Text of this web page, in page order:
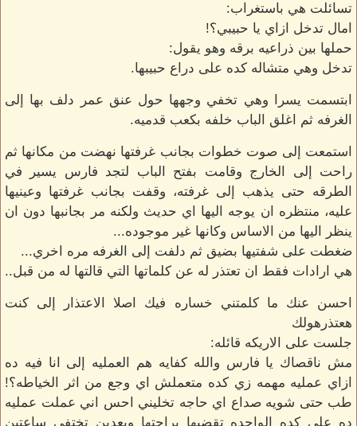
تسائلت هي باستغراب:
امال تدخل ازاي يا حبيبي؟!
حملها بين ذراعيه برقه وهو يقول:
تدخل وهي متشاله كده على دراع حبيبها.
ابتسمت يسرا وهي تخفي وجهها حول عنق عمر دلف بها إلى
الغرفه ثم اغلق الباب خلفه بكعب قدميه.
استمعت إلى صوت خطوات بجانب غرفتها نهضت من مكانها ثم
راحت إلى الخارج وقامت بفتح الباب لتجد فارس يسير في
الطرقه حتى يذهب إلى غرفته، وقفت بجانب غرفتها وعينيها
عليه، منتظره ان يوجه اليها اي حديث ولكنه مر بجانبها دون ان
ينظر اليها من الاساس وكانها غير موجوده...
ضغطت على شفتيها بضيق ثم دلفت إلى الغرفه مره اخري...
هي ارادات فقط ان تعتذر له عن كلماتها التي قالتها له من قبل..
احسن عنك ما كلمتني خساره فيك اصلا الاعتذار إلى كنت
هعتذرهولك
جلست على الاريكه قائله:
مش ناقصاك يا فارس والله كفايه هم العمليه إلى انا فيه ده
ازاي عمليه مهمه زي كده متعملش اي وجع من اثر الخياطه؟!
طب حتى شويه صداع اي حاجه تخليني احس اني عملت عمليه
ده على كده الواحده تقضيها براحتها وبعدين تختفي ساعتين